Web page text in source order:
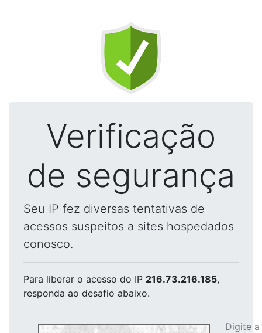
Verificação
de segurança
Seu IP fez diversas tentativas de
acessos suspeitos a sites hospedados
conosco.
Para liberar o acesso do IP 216.73.216.185,
responda ao desafio abaixo.
Digite